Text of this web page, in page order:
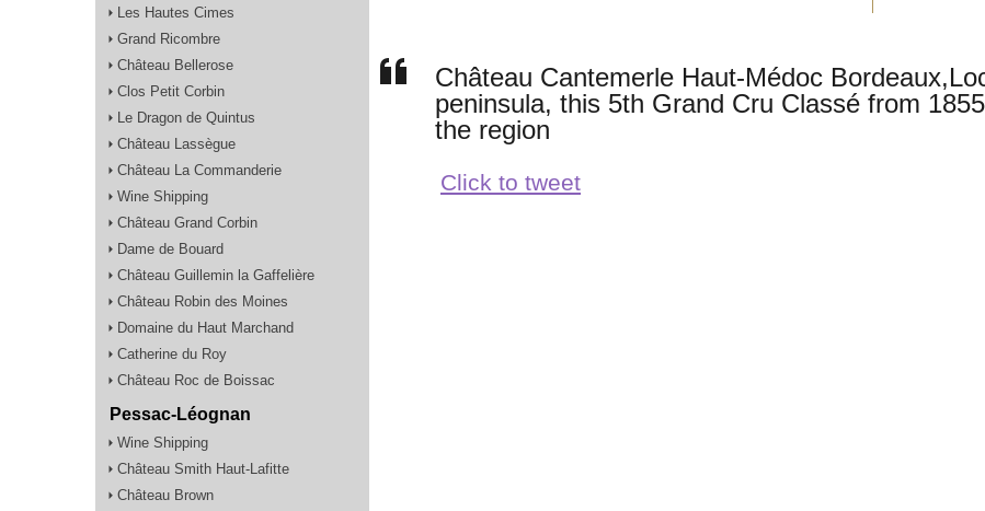
Les Hautes Cimes
Grand Ricombre
Château Bellerose
Clos Petit Corbin
Le Dragon de Quintus
Château Lassègue
Château La Commanderie
Wine Shipping
Château Grand Corbin
Dame de Bouard
Château Guillemin la Gaffelière
Château Robin des Moines
Domaine du Haut Marchand
Catherine du Roy
Château Roc de Boissac
Pessac-Léognan
Wine Shipping
Château Smith Haut-Lafitte
Château Brown
Château Cantemerle Haut-Médoc
peninsula, this 5th Grand Cru Classé from
the region
Click to tweet